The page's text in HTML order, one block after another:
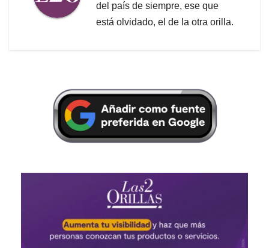
del país de siempre, ese que
está olvidado, el de la otra orilla.